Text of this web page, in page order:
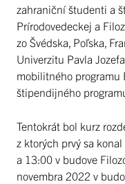
zahraniční študenti a
Prírodovedeckej a
zo Švédska, Poľska,
Univerzitu Pavla
mobilitného programu
štipendijného
Tentokrát bol kurz
z ktorých prvý sa
a 13:00 v budove
novembra 2022 v